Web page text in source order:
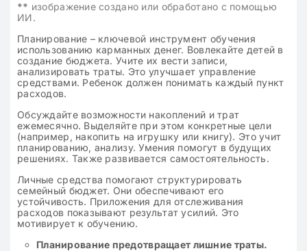
** изображение создано или обработано с помощью
ИИ.
Планирование – ключевой инструмент обучения
использованию карманных денег. Вовлекайте детей в
создание бюджета. Учите их вести записи,
анализировать траты. Это улучшает управление
средствами. Ребенок должен понимать каждый пункт
расходов.
Обсуждайте возможности накоплений и трат
ежемесячно. Выделяйте при этом конкретные цели
(например, накопить на игрушку или книгу). Это учит
планированию, анализу. Умения помогут в будущих
решениях. Также развивается самостоятельность.
Личные средства помогают структурировать
семейный бюджет. Они обеспечивают его
устойчивость. Приложения для отслеживания
расходов показывают результат усилий. Это
мотивирует к обучению.
Планирование предотвращает лишние траты.